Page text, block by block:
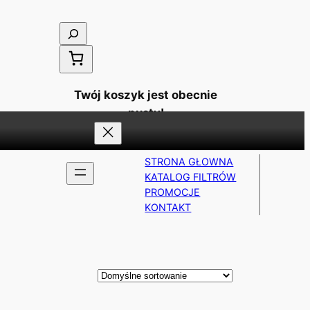
Szukaj
Twój koszyk jest obecnie
pusty!
STRONA GŁOWNA
KATALOG FILTRÓW
PROMOCJE
KONTAKT